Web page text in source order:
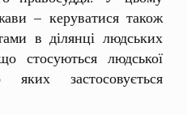
– керуватися також
в ділянці людських
стосуються людської
застосовується